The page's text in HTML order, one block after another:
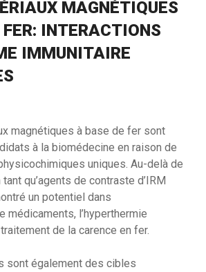
MAGNÉTIQUES
INTERACTIONS
IMMUNITAIRE
magnétiques à base de fer sont
à la biomédecine en raison de
uniques. Au-delà de
qu’agents de contraste d’IRM
un potentiel dans
médicaments, l’hyperthermie
de la carence en fer.
sont également des cibles